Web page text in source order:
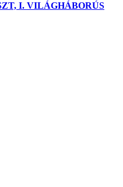
I. VILÁGHÁBORÚS